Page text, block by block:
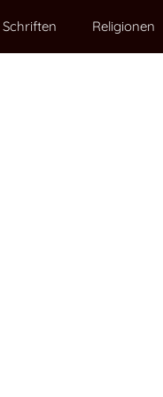
Schriften Religionen